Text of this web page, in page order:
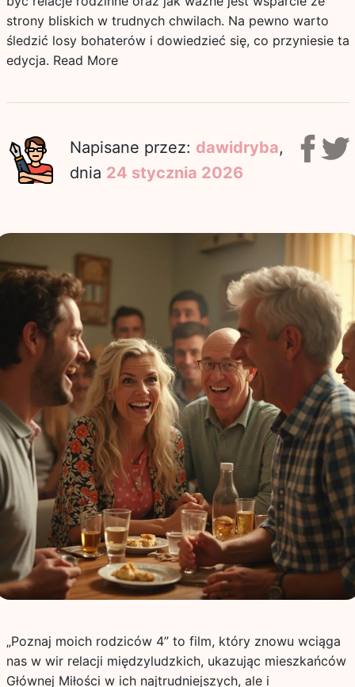
strony bliskich w trudnych chwilach. Na pewno warto
śledzić losy bohaterów i dowiedzieć się, co przyniesie ta
edycja. Read More
Napisane przez: dawidryba,
dnia 24 stycznia 2026
„Poznaj moich rodziców 4” to film, który znowu wciąga
nas w wir relacji międzyludzkich, ukazując mieszkańców
Głównej Miłości w ich najtrudniejszych, ale i